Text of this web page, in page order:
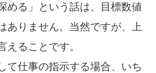
める」という話は、目標数値
ありません。当然ですが、上
えることです。
て仕事の指示する場合、いち